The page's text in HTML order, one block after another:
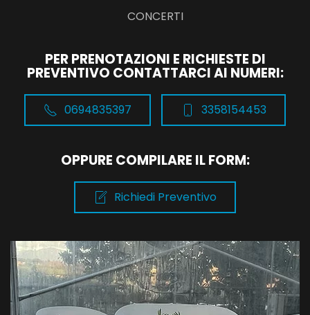
CONCERTI
PER PRENOTAZIONI E RICHIESTE DI
PREVENTIVO CONTATTARCI AI NUMERI:
0694835397 3358154453
OPPURE COMPILARE IL FORM:
Richiedi Preventivo